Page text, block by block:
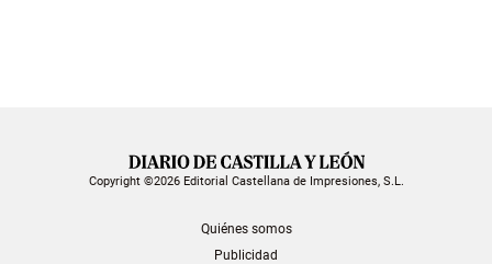
Copyright ©2026 Editorial Castellana de Impresiones, S.L.
Quiénes somos
Publicidad